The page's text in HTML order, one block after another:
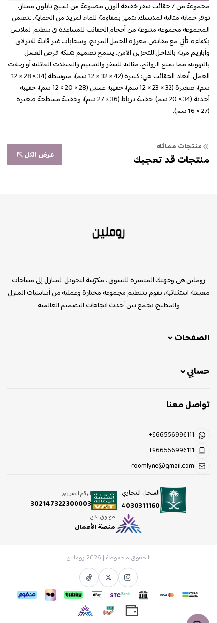
مجموعة من 7 حقائب سفر خفيفة الوزن مصنوعة من نسيج نايلون ممتاز،
توفر حماية مثالية لملابسك. تتميز بمقاومة للماء لمزيد من الحماية. تتضمن
المجموعة مجموعة متنوعة من أحجام الحقائب للمساعدة في تنظيم الملابس
بكفاءة. تأتي مع مقابض معززة للحمل المريح، وسحابات غير قابلة للانزلاق،
وأبازيم مرنة بالداخل للتخزين الآمن. يسمح تصميم شبكة قرص العسل
بالتهوية، مما يمنع الروائح. مثالية للسفر والتخييم والعطلات العائلية أو رحلات
العمل. أبعاد الحقائب هي: كبيرة (42 × 32 × 12 سم)، متوسطة (34 × 28 × 12
سم)، صغيرة (32 × 23 × 12 سم)، حقيبة غسيل (28 × 20 × 12 سم)، حقيبة
أحذية (34 × 20 سم)، حقيبة برباط (36 × 27 سم)، وحقيبة مسطحة صغيرة
(27 × 16 سم).
منتجات مماثلة
منتجات قد تعجبك عرض الكل
روملين هي وجهتك المتميزة للتسوق ، مكرّسة لتحويل المنازل إلى مساحات
معيشة استثنائية، نقوم بتنظيم مجموعة مختارة وعملية من أساسيات المنزل
والمطبخ، تجمع بين أحدث اتجاهات التصميم العالمية
الصفحات
حسابي
تواصل معنا
+966556996111
+966556996111
roomlyne@gmail.com
السجل التجاري
4030311160
الرقم الضريبي
302147322300003
موثوق لدى
منصة الأعمال
الحقوق محفوظة | 2026 روملين